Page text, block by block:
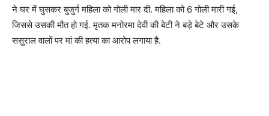
ने घर में घुसकर बुजुर्ग महिला को गोली मार दी. महिला को 6 गोली मारी गई,
जिससे उसकी मौत हो गई. मृतक मनोरमा देवी की बेटी ने बड़े बेटे और उसके
ससुराल वालों पर मां की हत्या का आरोप लगाया है.